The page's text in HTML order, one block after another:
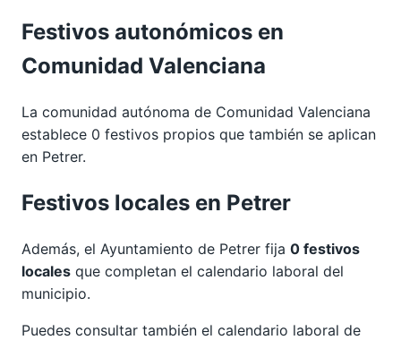
Festivos autonómicos en
Comunidad Valenciana
La comunidad autónoma de Comunidad Valenciana
establece 0 festivos propios que también se aplican
en Petrer.
Festivos locales en Petrer
Además, el Ayuntamiento de Petrer fija 0 festivos
locales que completan el calendario laboral del
municipio.
Puedes consultar también el calendario laboral de